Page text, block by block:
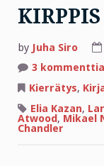
by Juha Siro
3 kommenttia
Kierrätys,
Elia Kazan,
Atwood, Mikael
Chandler